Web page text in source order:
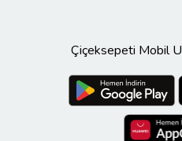
Çiçeksepeti Mobil